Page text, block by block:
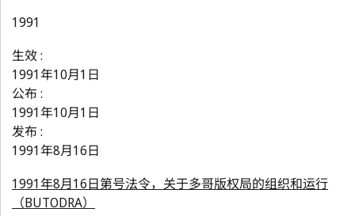
1991
生效 :
1991年10月1日
公布 :
1991年10月1日
发布 :
1991年8月16日
1991年8月16日第号法令，关于多哥版权局的组织和运行
（BUTODRA）